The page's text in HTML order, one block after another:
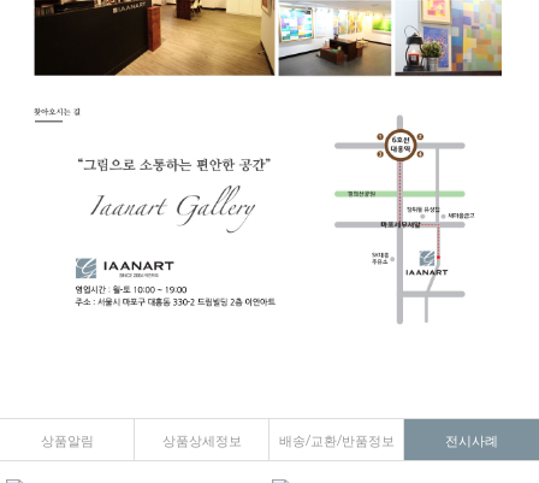
상품알림 상품상세정보 배송/교환/반품정보 전시사례